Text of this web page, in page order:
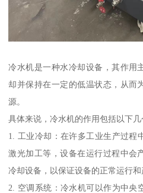
冷水机是一种水冷却设备，其作用
却并保持在一定的低温状态，从而
源。
具体来说，冷水机的作用包括以下几
1. 工业冷却：在许多工业生产过程
激光加工等，设备在运行过程中会
冷却设备，以保证设备的正常运行和
2. 空调系统：冷水机可以作为中央